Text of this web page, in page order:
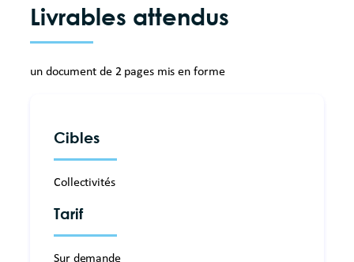
Livrables attendus
un document de 2 pages mis en forme
Cibles
Collectivités
Tarif
Sur demande